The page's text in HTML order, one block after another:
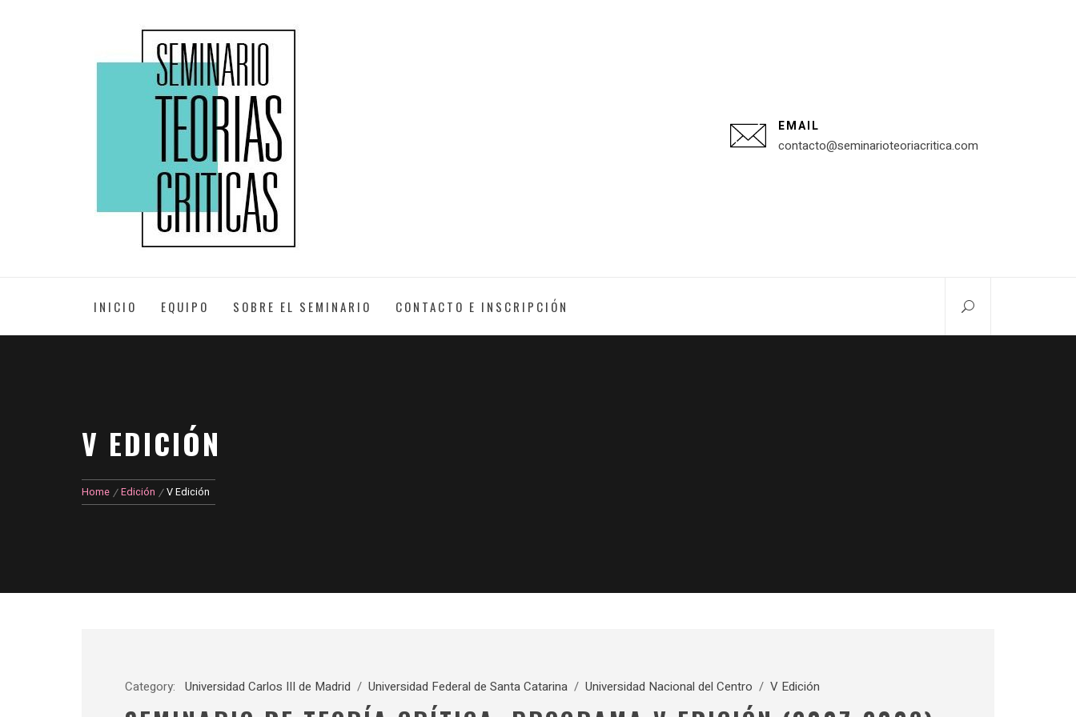
TEORÍAS
CRÍTICAS
EMAIL
contacto@seminarioteoriacritica.com
INICIO EQUIPO SOBRE EL SEMINARIO CONTACTO E INSCRIPCIÓN
V EDICIÓN
Home Edición V Edición
Category: Universidad Carlos III de Madrid / Universidad Federal de Santa Catarina / Universidad Nacional del Centro / V Edición